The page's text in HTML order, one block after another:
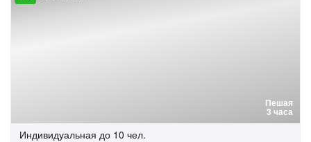
Пешая
3 часа
Индивидуальная до 10 чел.